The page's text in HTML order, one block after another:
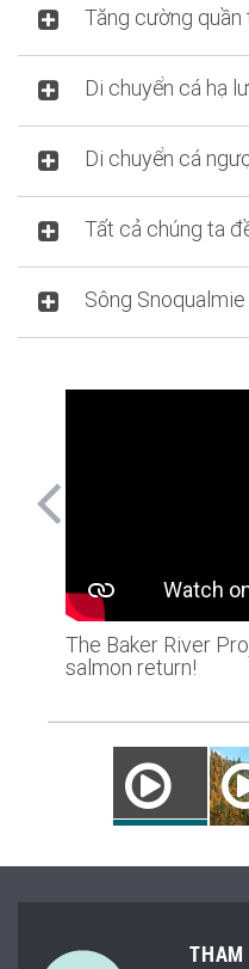
Tăng cường quần
Di chuyển cá hạ
Di chuyển cá
Tất cả chúng ta
Sông
The Baker River
salmon return!
THAM